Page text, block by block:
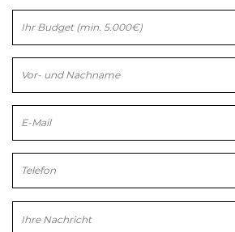
Bitte lasse dieses Feld leer.
Bitte lasse dieses Feld leer.